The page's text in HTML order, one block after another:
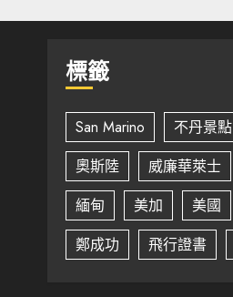
標籤
San Marino 不丹景點
奧斯陸
威廉華萊士
緬甸
美加 美國
鄭成功
飛行證書